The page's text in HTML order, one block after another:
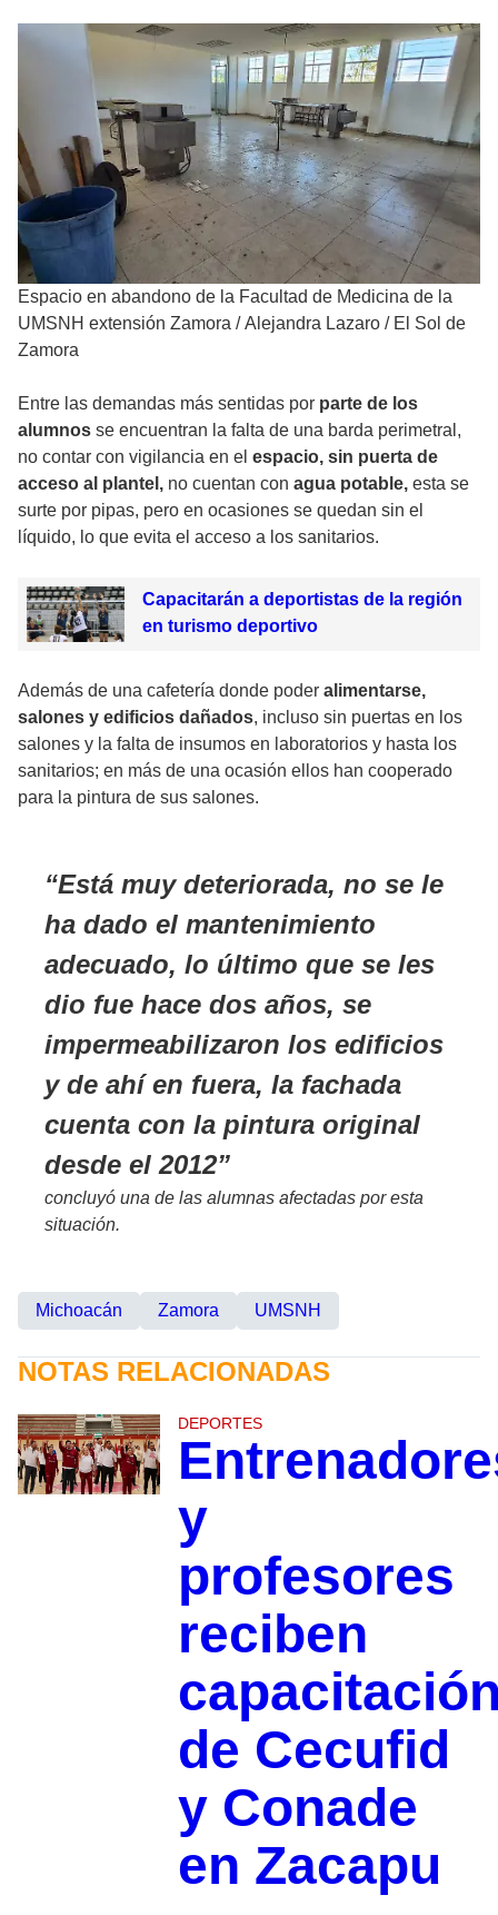
Espacio en abandono de la Facultad de Medicina de la
UMSNH extensión Zamora /Alejandra Lazaro / El Sol de
Zamora
Entre las demandas más sentidas por parte de los
alumnos se encuentran la falta de una barda perimetral,
no contar con vigilancia en el espacio, sin puerta de
acceso al plantel, no cuentan con agua potable, esta se
surte por pipas, pero en ocasiones se quedan sin el
líquido, lo que evita el acceso a los sanitarios.
Capacitarán a deportistas de la región
en turismo deportivo
Además de una cafetería donde poder alimentarse,
salones y edificios dañados, incluso sin puertas en los
salones y la falta de insumos en laboratorios y hasta los
sanitarios; en más de una ocasión ellos han cooperado
para la pintura de sus salones.
Está muy deteriorada, no se le
ha dado el mantenimiento
adecuado, lo último que se les
dio fue hace dos años, se
impermeabilizaron los edificios
y de ahí en fuera, la fachada
cuenta con la pintura original
desde el 2012
concluyó una de las alumnas afectadas por esta
situación.
Michoacán Zamora UMSNH
NOTAS RELACIONADAS
DEPORTES
y
profesores
reciben
de Cecufid
y Conade
en Zacapu